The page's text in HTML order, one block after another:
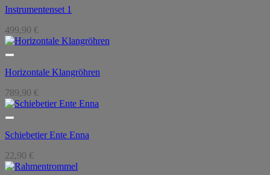
Instrumentenset 1
499,90 €
Horizontale Klangröhren
789,90 €
Schiebetier Ente Enna
22,90 €